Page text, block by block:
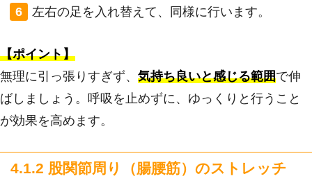
左右の足を入れ替えて、同様に行います。
【ポイント】
無理に引っ張りすぎず、 気持ち良いと感じる範囲で伸
ばしましょう。呼吸を止めずに、ゆっくりと行うこと
が効果を高めます。
4.1.2 股関節周り（腸腰筋）のストレッチ